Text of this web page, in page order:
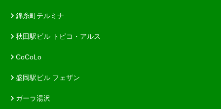
錦糸町テルミナ
秋田駅ビル トピコ・アルス
CoCoLo
盛岡駅ビル フェザン
ガーラ湯沢